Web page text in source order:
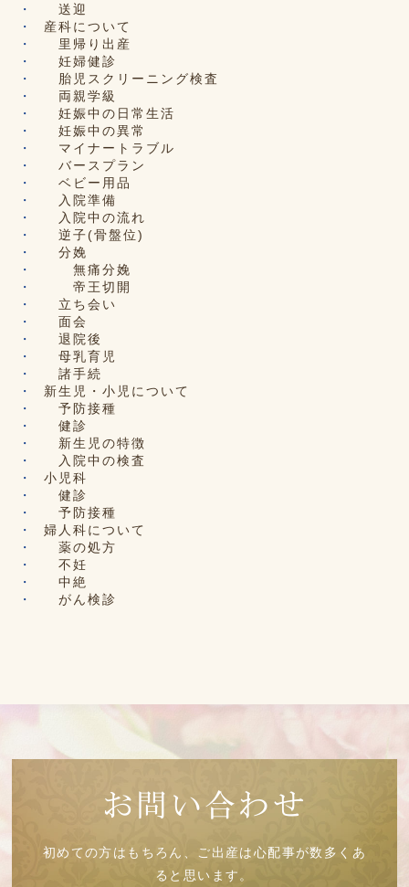
送迎
産科について
里帰り出産
妊婦健診
胎児スクリーニング検査
両親学級
妊娠中の日常生活
妊娠中の異常
マイナートラブル
バースプラン
ベビー用品
入院準備
入院中の流れ
逆子(骨盤位)
分娩
無痛分娩
帝王切開
立ち会い
面会
退院後
母乳育児
諸手続
新生児・小児について
予防接種
健診
新生児の特徴
入院中の検査
小児科
健診
予防接種
婦人科について
薬の処方
不妊
中絶
がん検診
お問い合わせ
初めての方はもちろん、ご出産は心配事が数多くあ
ると思います。